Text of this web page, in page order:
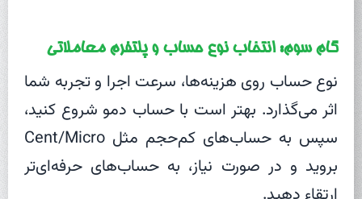
گام سوم: انتخاب نوع حساب و پلتفرم معاملاتی
نوع حساب روی هزینه‌ها، سرعت اجرا و تجربه شما
اثر می‌گذارد. بهتر است با حساب دمو شروع کنید،
سپس به حساب‌های کم‌حجم مثل Cent/Micro
بروید و در صورت نیاز، به حساب‌های حرفه‌ای‌تر